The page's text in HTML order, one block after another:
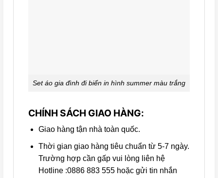
Set áo gia đình đi biển in hình summer màu trắng
CHÍNH SÁCH GIAO HÀNG:
Giao hàng tận nhà toàn quốc.
Thời gian giao hàng tiêu chuẩn từ 5-7 ngày.
Trường hợp cần gấp vui lòng liên hệ
Hotline :0886 883 555 hoặc gửi tin nhắn